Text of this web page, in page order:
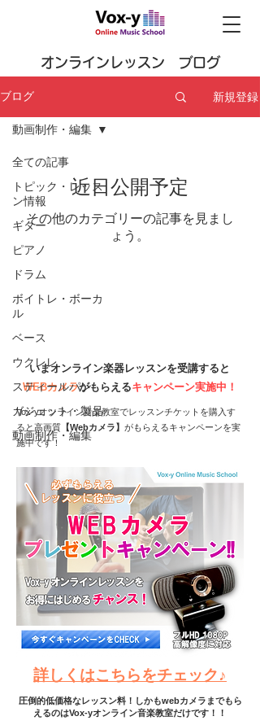
オンラインレッスン ブログ
ブログ 新規登録
全ての記事
トピック・レッス
ン情報
ギター
ピアノ
ドラム
ボイトレ・ボーカ
ル
ベース
ウクレレ
スティールパン
ガジェット・製品
動画制作・編集
動画制作・編集
近日公開予定
その他のカテゴリーの記事を見まし
ょう。
いまオンライン楽器レッスンを受講すると
WEBカメラがもらえるキャンペーン実施中！
Vox-yオンライン音楽教室でレッスンチケットを購入す
ると高画質 【Webカメラ】 がもらえるキャンペーンを実
施中です！
詳しくはこちらをチェック♪
圧倒的低価格なレッスン料！しかもwebカメラまでもら
えるのはVox-yオンライン音楽教室だけです！！